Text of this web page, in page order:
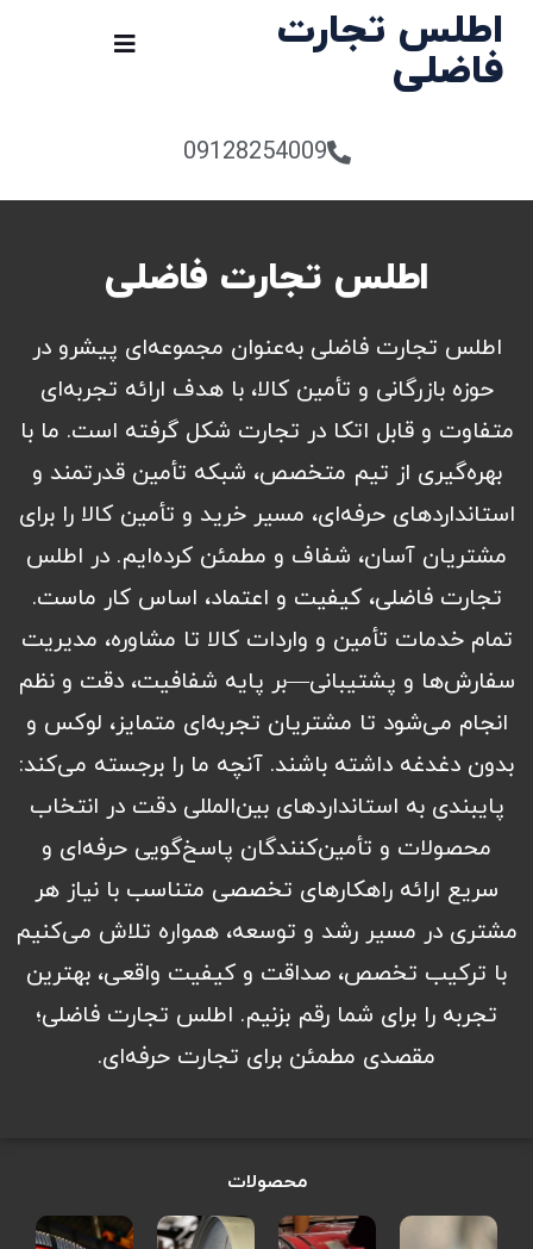
اطلس تجارت
فاضلی
09128254009
اطلس تجارت فاضلی
اطلس تجارت فاضلی به‌عنوان مجموعه‌ای پیشرو در
حوزه بازرگانی و تأمین کالا، با هدف ارائه تجربه‌ای
متفاوت و قابل اتکا در تجارت شکل گرفته است. ما با
بهره‌گیری از تیم متخصص، شبکه تأمین قدرتمند و
استانداردهای حرفه‌ای، مسیر خرید و تأمین کالا را برای
مشتریان آسان، شفاف و مطمئن کرده‌ایم. در اطلس
تجارت فاضلی، کیفیت و اعتماد، اساس کار ماست.
تمام خدمات تأمین و واردات کالا تا مشاوره، مدیریت
سفارش‌ها و پشتیبانی—بر پایه شفافیت، دقت و نظم
انجام می‌شود تا مشتریان تجربه‌ای متمایز، لوکس و
بدون دغدغه داشته باشند. آنچه ما را برجسته می‌کند:
پایبندی به استانداردهای بین‌المللی دقت در انتخاب
محصولات و تأمین‌کنندگان پاسخ‌گویی حرفه‌ای و
سریع ارائه راهکارهای تخصصی متناسب با نیاز هر
مشتری در مسیر رشد و توسعه، همواره تلاش می‌کنیم
با ترکیب تخصص، صداقت و کیفیت واقعی، بهترین
تجربه را برای شما رقم بزنیم. اطلس تجارت فاضلی؛
مقصدی مطمئن برای تجارت حرفه‌ای.
محصولات